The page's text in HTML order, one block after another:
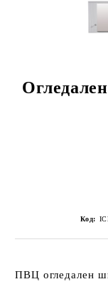
Код:
ПВЦ огледален